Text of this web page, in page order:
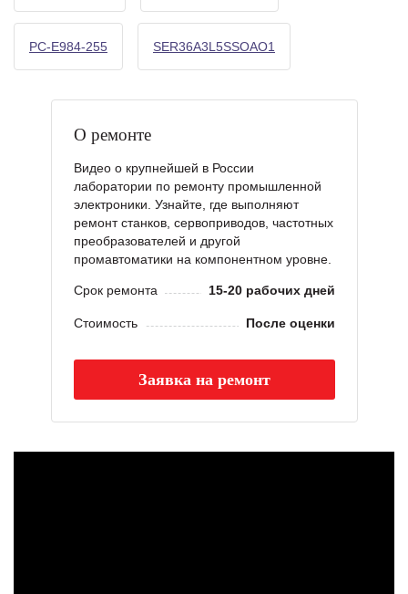
PC-E984-255 SER36A3L5SSOAO1
О ремонте
Видео о крупнейшей в России
лаборатории по ремонту промышленной
электроники. Узнайте, где выполняют
ремонт станков, сервоприводов, частотных
преобразователей и другой
промавтоматики на компонентном уровне.
Срок ремонта 15-20 рабочих дней
Стоимость После оценки
Заявка на ремонт